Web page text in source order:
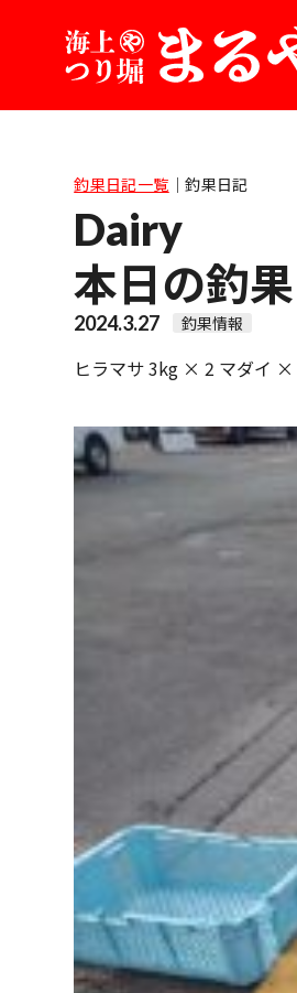
釣果日記一覧 ｜釣果日記
Dairy
本日の釣果
2024.3.27 釣果情報
ヒラマサ 3kg × 2 マダイ